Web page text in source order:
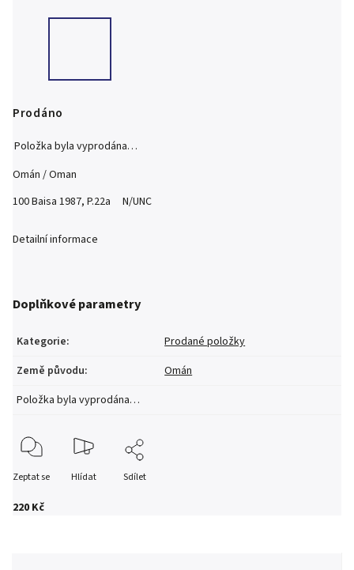
220 Kč
Prodáno
Položka byla vyprodána…
Omán / Oman
100 Baisa 1987, P.22a N/UNC
Detailní informace
Doplňkové parametry
Kategorie:
Prodané položky
Země původu:
Omán
Položka byla vyprodána…
Zeptat se Hlídat Sdílet